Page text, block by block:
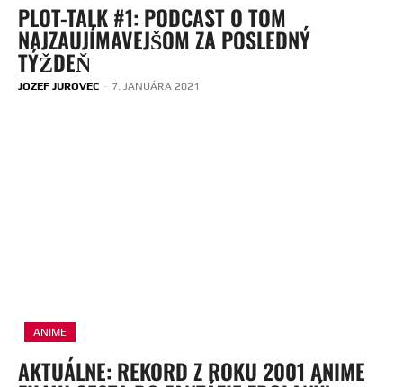
PLOT-TALK #1: PODCAST O TOM
NAJZAUJÍMAVEJŠOM ZA POSLEDNÝ
TÝŽDEŇ
JOZEF JUROVEC - 7. JANUÁRA 2021
ANIME
AKTUÁLNE: REKORD Z ROKU 2001 ANIME